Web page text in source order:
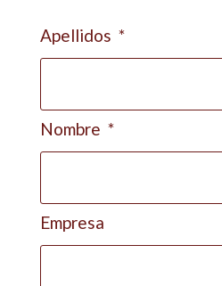
Apellidos
Nombre
Empresa